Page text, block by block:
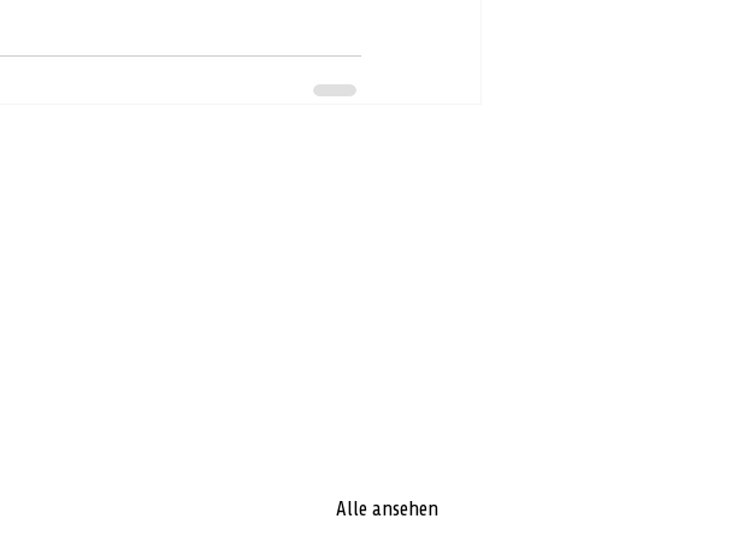
Alle ansehen